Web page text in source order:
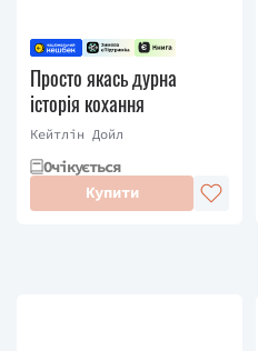
Просто якась дурна
історія кохання
Кейтлін Дойл
Очікується
Купити